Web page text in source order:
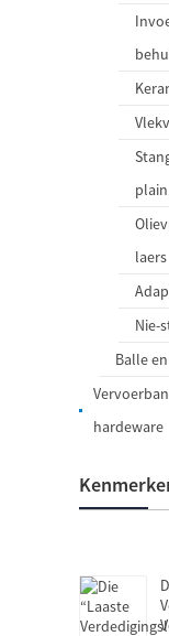
laers
Nie-
Balle
hardeware